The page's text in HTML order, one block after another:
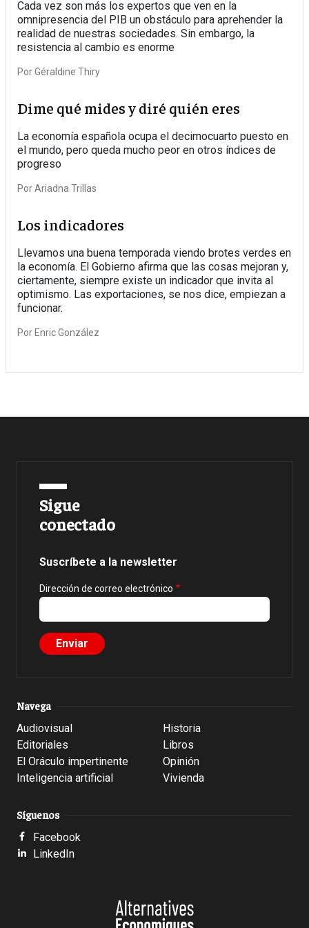
Cada vez son más los expertos que ven en la
omnipresencia del PIB un obstáculo para aprehender la
realidad de nuestras sociedades. Sin embargo, la
resistencia al cambio es enorme
PorGéraldine Thiry
Dime qué mides y diré quién eres
La economía española ocupa el decimocuarto puesto en
el mundo, pero queda mucho peor en otros índices de
progreso
PorAriadna Trillas
Los indicadores
Llevamos una buena temporada viendo brotes verdes en
la economía. El Gobierno afirma que las cosas mejoran y,
ciertamente, siempre existe un indicador que invita al
optimismo. Las exportaciones, se nos dice, empiezan a
funcionar.
Por Enric González
Sigue
conectado
Suscríbete a la newsletter
Dirección de correo electrónico
Navega
Audiovisual
Editoriales
El Oráculo impertinente
Inteligencia artificial
Historia
Libros
Opinión
Vivienda
Síguenos
Facebook
LinkedIn